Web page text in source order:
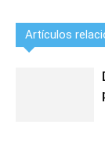
Artículos